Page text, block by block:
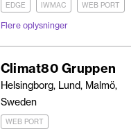
EDGE IWMAC WEB PORT
Flere oplysninger
Climat80 Gruppen
Helsingborg, Lund, Malmö,
Sweden
WEB PORT